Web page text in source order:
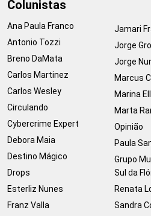
Colunistas
Ana Paula Franco
Antonio Tozzi
Breno DaMata
Carlos Martinez
Carlos Wesley
Circulando
Cybercrime Expert
Debora Maia
Destino Mágico
Drops
Esterliz Nunes
Franz Valla
Jamari
Jorge
Jorge
Marcus
Marina
Marta
Opinião
Paula
Grupo
Sul da
Renata
Sandra